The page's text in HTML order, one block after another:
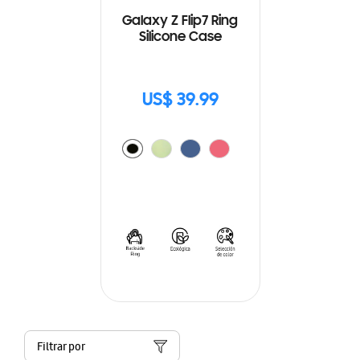
Galaxy Z Flip7 Ring
Silicone Case
US$ 39.99
Filtrar por